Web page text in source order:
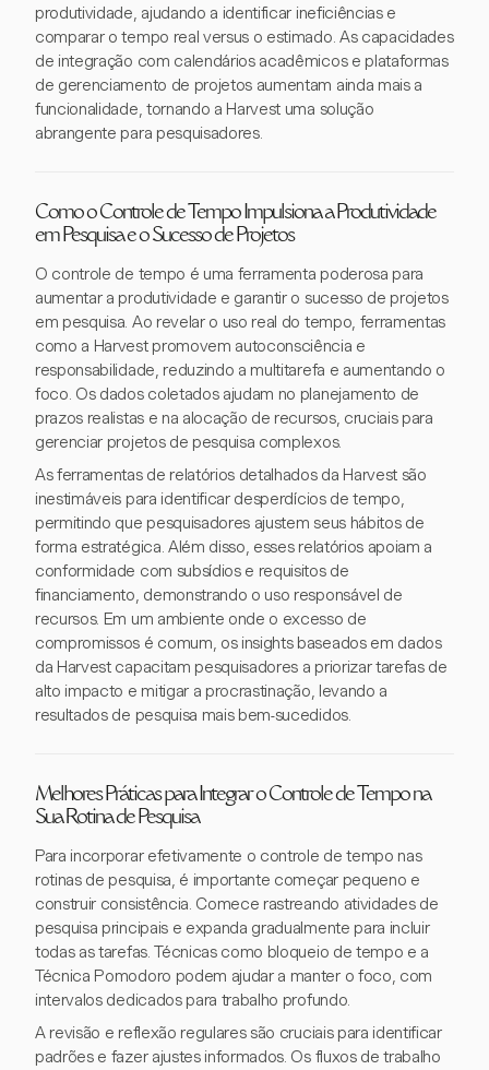
produtividade, ajudando a identificar ineficiências e
comparar o tempo real versus o estimado. As capacidades
de integração com calendários acadêmicos e plataformas
de gerenciamento de projetos aumentam ainda mais a
funcionalidade, tornando a Harvest uma solução
abrangente para pesquisadores.
Como o Controle de Tempo Impulsiona a Produtividade
em Pesquisa e o Sucesso de Projetos
O controle de tempo é uma ferramenta poderosa para
aumentar a produtividade e garantir o sucesso de projetos
em pesquisa. Ao revelar o uso real do tempo, ferramentas
como a Harvest promovem autoconsciência e
responsabilidade, reduzindo a multitarefa e aumentando o
foco. Os dados coletados ajudam no planejamento de
prazos realistas e na alocação de recursos, cruciais para
gerenciar projetos de pesquisa complexos.
As ferramentas de relatórios detalhados da Harvest são
inestimáveis para identificar desperdícios de tempo,
permitindo que pesquisadores ajustem seus hábitos de
forma estratégica. Além disso, esses relatórios apoiam a
conformidade com subsídios e requisitos de
financiamento, demonstrando o uso responsável de
recursos. Em um ambiente onde o excesso de
compromissos é comum, os insights baseados em dados
da Harvest capacitam pesquisadores a priorizar tarefas de
alto impacto e mitigar a procrastinação, levando a
resultados de pesquisa mais bem-sucedidos.
Melhores Práticas para Integrar o Controle de Tempo na
Sua Rotina de Pesquisa
Para incorporar efetivamente o controle de tempo nas
rotinas de pesquisa, é importante começar pequeno e
construir consistência. Comece rastreando atividades de
pesquisa principais e expanda gradualmente para incluir
todas as tarefas. Técnicas como bloqueio de tempo e a
Técnica Pomodoro podem ajudar a manter o foco, com
intervalos dedicados para trabalho profundo.
A revisão e reflexão regulares são cruciais para identificar
padrões e fazer ajustes informados. Os fluxos de trabalho